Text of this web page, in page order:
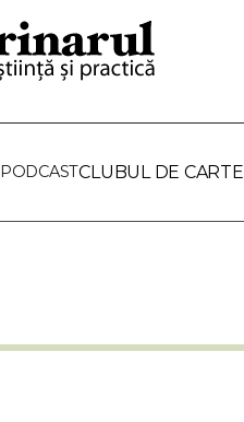
PODCASTCLUBUL DE CARTE